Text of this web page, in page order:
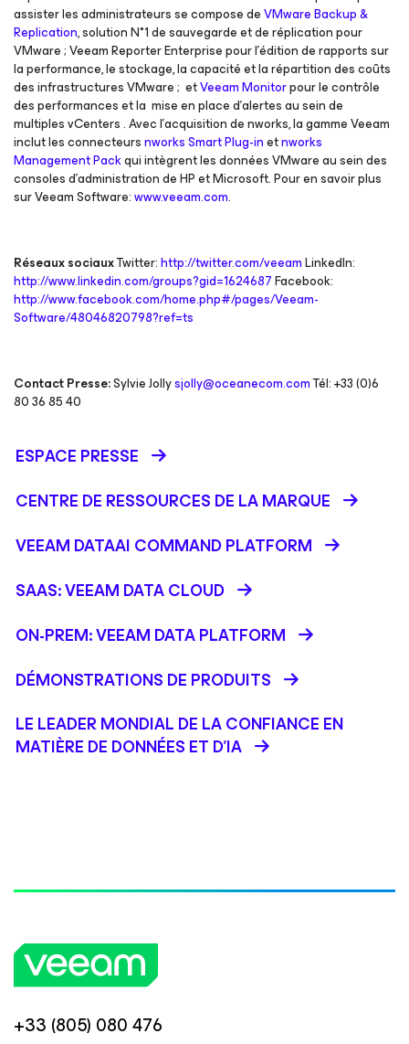
assister les administrateurs se compose deVMware Backup &
Replication, solution N°1 de sauvegarde et de réplication pour
VMware ; Veeam Reporter Enterprise pour l’édition de rapports sur
la performance, le stockage, la capacité et la répartition des coûts
des infrastructures VMware ; etVeeam Monitorpour le contrôle
des performances et la mise en place d’alertes au sein de
multiples vCenters . Avec l’acquisition de nworks, la gamme Veeam
inclut les connecteursnworks Smart Plug-inetnworks
Management Packqui intègrent les données VMware au sein des
consoles d’administration de HP et Microsoft. Pour en savoir plus
sur Veeam Software:www.veeam.com.
Réseaux sociauxTwitter:http://twitter.com/veeamLinkedIn:
http://www.linkedin.com/groups?gid=1624687Facebook:
http://www.facebook.com/home.php#/pages/Veeam-
Software/48046820798?ref=ts
Contact Presse:Sylvie Jollysjolly@oceanecom.comTél: +33 (0)6
80 36 85 40
ESPACE PRESSE
CENTRE DE RESSOURCES DE LA MARQUE
VEEAM DATAAI COMMAND PLATFORM
SAAS: VEEAM DATA CLOUD
ON-PREM: VEEAM DATA PLATFORM
DÉMONSTRATIONS DE PRODUITS
LE LEADER MONDIAL DE LA CONFIANCE EN
MATIÈRE DE DONNÉES ET D'IA
+33 (805) 080 476